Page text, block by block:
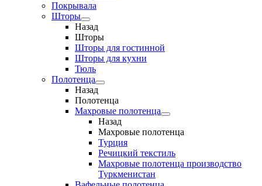
Покрывала
Шторы
Назад
Шторы
Шторы для гостинной
Шторы для кухни
Тюль
Полотенца
Назад
Полотенца
Махровые полотенца
Назад
Махровые полотенца
Турция
Речицкий текстиль
Махровые полотенца производство
Туркменистан